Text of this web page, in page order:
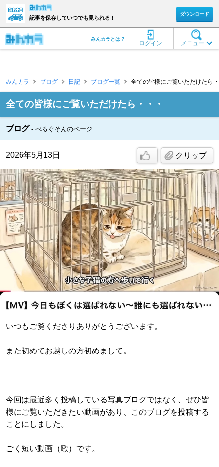
記事を保存していつでも見られる！
ダウンロード
メニュー
ログイン
みんカラとは？
みんカラ ブログ 日記 ブログ一覧 全ての皆様にご覧いただけたら
全ての皆様にご覧いただけたら・・・
ブログ べるぐそんのページ
2026年5月13日 クリップ
いつもご覧くださりありがとうございます。
また初めてお越しの方初めまして。
今回は最近多く投稿している写真ブログではなく、ぜひ皆
様にご覧いただきたい動画があり、このブログを投稿する
ことにしました。
ごく短い動画（歌）です。